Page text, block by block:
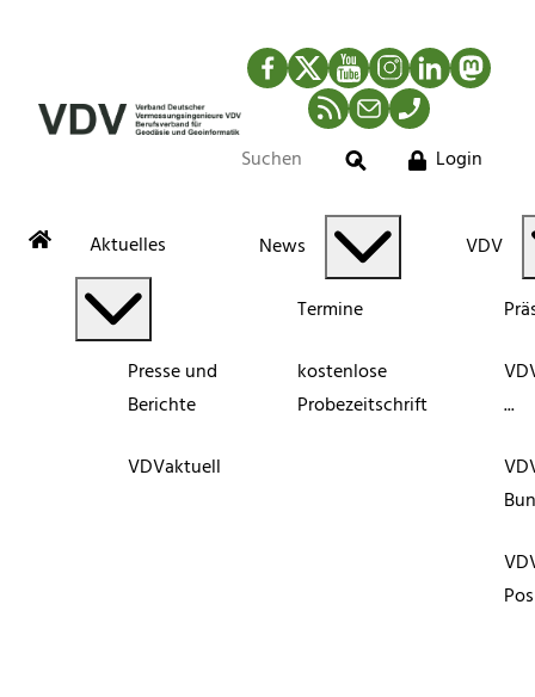
Facebook
TwitterYouTubeInstagram
LinkedIn
RSS-Newsfeed
MailTelefon
Suche
Login
Aktuelles
Presse und
Berichte
VDVaktuell
News
Termine
kostenlose
Probezeitschrift
VDV
...